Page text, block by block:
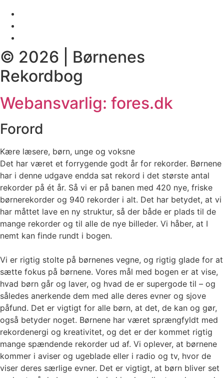
© 2026 | Børnenes
Rekordbog
Webansvarlig: fores.dk
Forord
Kære læsere, børn, unge og voksne
Det har været et forrygende godt år for rekorder. Børnene
har i denne udgave endda sat rekord i det største antal
rekorder på ét år. Så vi er på banen med 420 nye, friske
børnerekorder og 940 rekorder i alt. Det har betydet, at vi
har måttet lave en ny struktur, så der både er plads til de
mange rekorder og til alle de nye billeder. Vi håber, at I
nemt kan finde rundt i bogen.
Vi er rigtig stolte på børnenes vegne, og rigtig glade for at
sætte fokus på børnene. Vores mål med bogen er at vise,
hvad børn går og laver, og hvad de er supergode til – og
således anerkende dem med alle deres evner og sjove
påfund. Det er vigtigt for alle børn, at det, de kan og gør,
også betyder noget. Børnene har været sprængfyldt med
rekordenergi og kreativitet, og det er der kommet rigtig
mange spændende rekorder ud af. Vi oplever, at børnene
kommer i aviser og ugeblade eller i radio og tv, hvor de
viser deres særlige evner. Det er vigtigt, at børn bliver set